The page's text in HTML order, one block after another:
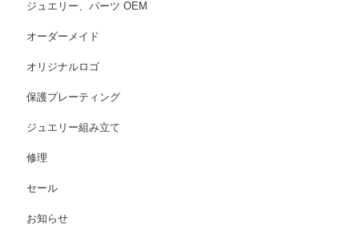
ジュエリー、パーツ OEM
オーダーメイド
オリジナルロゴ
保護プレーティング
ジュエリー組み立て
修理
セール
お知らせ